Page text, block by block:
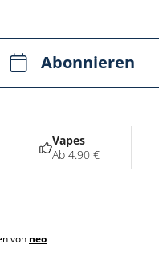
Abonnieren
von neo
Vapes
Ab 4.90 €